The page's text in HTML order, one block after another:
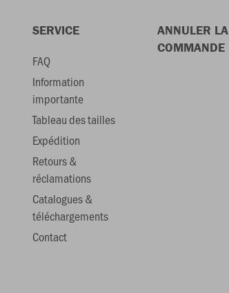
SERVICE
FAQ
Information
importante
Tableau des tailles
Expédition
Retours &
réclamations
Catalogues &
téléchargements
Contact
ANNULER LA
COMMANDE